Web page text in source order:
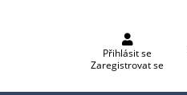
Přihlásit se
Zaregistrovat se